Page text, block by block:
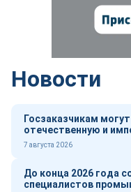
Новости
Госзаказчикам
отечественную и
7 августа 2026
До конца 2026 года
специалистов